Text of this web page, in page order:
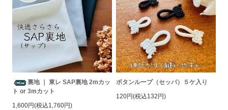
裏地 ｜ 東レ SAP裏地 2mカッ
ト or 3mカット
1,600円(税込1,760円)
ボタンループ（セッパ）５ケ入り
120円(税込132円)